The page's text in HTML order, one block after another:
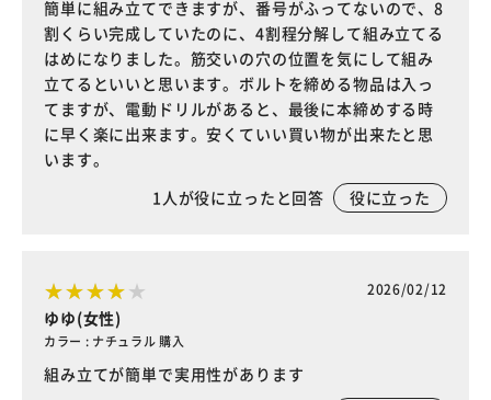
簡単に組み立てできますが、番号がふってないので、8
割くらい完成していたのに、4割程分解して組み立てる
はめになりました。筋交いの穴の位置を気にして組み
立てるといいと思います。ボルトを締める物品は入っ
てますが、電動ドリルがあると、最後に本締めする時
に早く楽に出来ます。安くていい買い物が出来たと思
います。
1人が役に立ったと回答 役に立った
2026/02/12
ゆゆ(女性)
カラー : ナチュラル 購入
組み立てが簡単で実用性があります